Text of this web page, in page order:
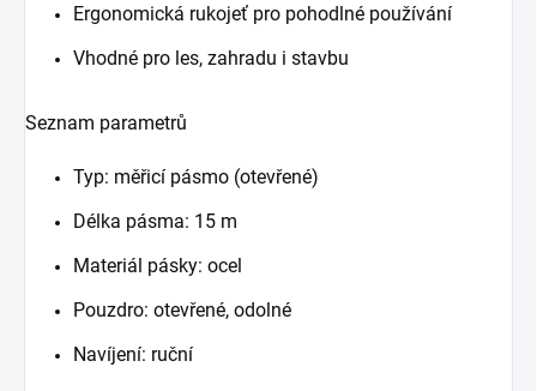
Ergonomická rukojeť pro pohodlné používání
Vhodné pro les, zahradu i stavbu
Seznam parametrů
Typ: měřicí pásmo (otevřené)
Délka pásma: 15 m
Materiál pásky: ocel
Pouzdro: otevřené, odolné
Navíjení: ruční